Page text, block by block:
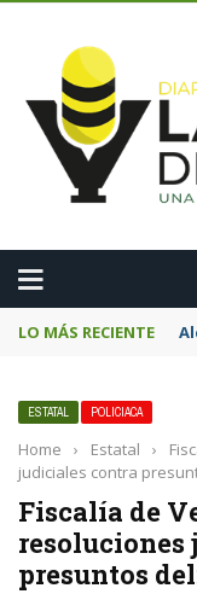
LO MÁS RECIENTE
ESTATAL POLICIACA
Home › Estatal ›
judiciales contra
Fiscalía de
presuntos